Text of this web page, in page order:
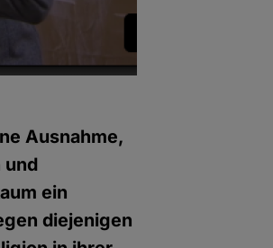
Ausnahme,
und
ein
diejenigen